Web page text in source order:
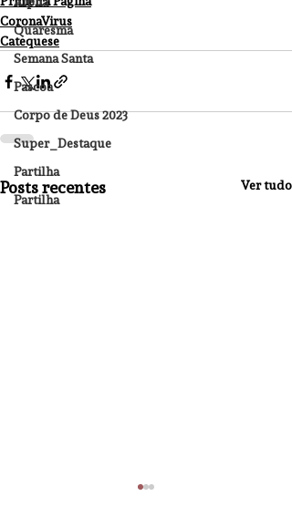
Quaresma
Semana Santa
Pascoa
Corpo de Deus 2023
Super_Destaque
Partilha
Partilha
CoronaVirus
Catequese
Posts recentes Ver tudo